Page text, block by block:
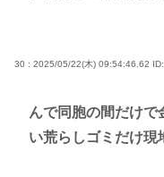
30 : 2025/05/22(木) 09:54:46.62
んで同胞の間だけ
い荒らしゴミだけ現